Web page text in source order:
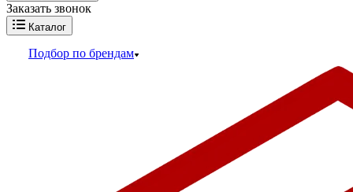
Заказать звонок
Каталог
Подбор по брендам